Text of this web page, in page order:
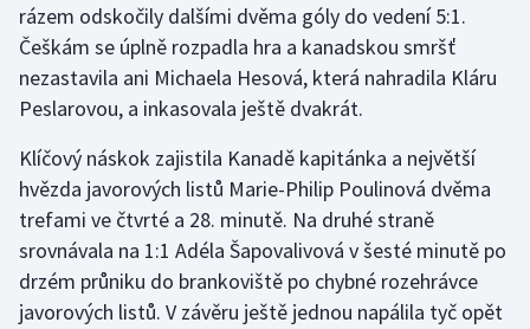
Volejbal
Ostatní
rázem odskočily dalšími dvěma góly do vedení 5:1.
Češkám se úplně rozpadla hra a kanadskou smršť
nezastavila ani Michaela Hesová, která nahradila Kláru
Peslarovou, a inkasovala ještě dvakrát.
Klíčový náskok zajistila Kanadě kapitánka a největší
hvězda javorových listů Marie-Philip Poulinová dvěma
trefami ve čtvrté a 28. minutě. Na druhé straně
srovnávala na 1:1 Adéla Šapovalivová v šesté minutě po
drzém průniku do brankoviště po chybné rozehrávce
javorových listů. V závěru ještě jednou napálila tyč opět